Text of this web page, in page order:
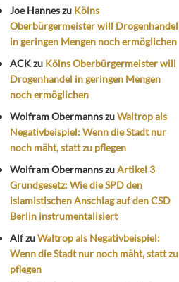
Joe Hanneszu Kölns
Oberbürgermeister will Drogenhandel
in geringen Mengen noch ermöglichen
ACKzu Kölns Oberbürgermeister will
Drogenhandel in geringen Mengen
noch ermöglichen
Wolfram ObermannszuWaltrop als
Negativbeispiel: Wenn die Stadt nur
noch mäht, statt zu pflegen
Wolfram ObermannszuArtikel 3
Grundgesetz: Wie die SPD den
islamistischen Anschlag auf den CSD
Berlin instrumentalisiert
AlfzuWaltrop als Negativbeispiel:
Wenn die Stadt nur noch mäht, statt zu
pflegen